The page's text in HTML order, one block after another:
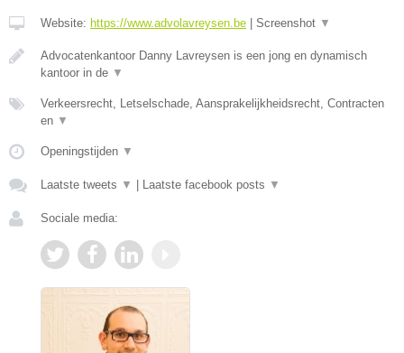
Website: https://www.advolavreysen.be Screenshot ▼
Advocatenkantoor Danny Lavreysen is een jong en dynamisch
kantoor in de ▼
Verkeersrecht, Letselschade, Aansprakelijkheidsrecht, Contracten
en ▼
Openingstijden ▼
Laatste tweets ▼ Laatste facebook posts ▼
Sociale media: